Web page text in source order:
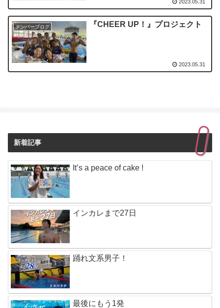
2023.05.31
メンバーブログ 『CHEER UP！』プロジェクト
2023.05.31
新着記事
It’s a peace of cake !
インカレまで27日
踊れ文系男子！
最後にもう1発